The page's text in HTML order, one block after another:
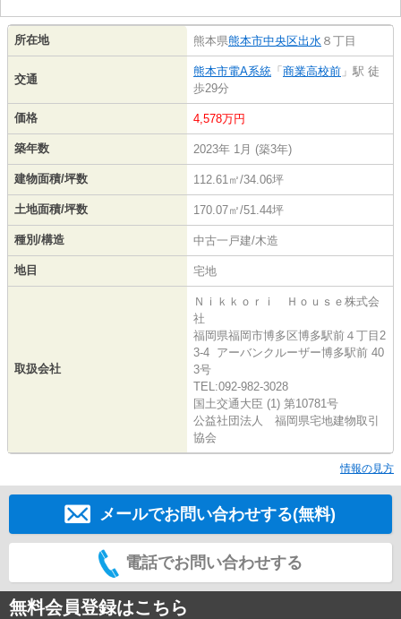
所在地 熊本県熊本市中央区出水 ８丁目
交通
熊本市電A系統 「 商業高校前 」駅 徒
歩29分
価格 4,578万円
築年数 2023年 1月 (築3年)
建物面積/坪数 112.61㎡/34.06坪
土地面積/坪数 170.07㎡/51.44坪
種別/構造 中古一戸建/木造
地目 宅地
取扱会社
Ｎｉｋｋｏｒｉ Ｈｏｕｓｅ株式会
社
福岡県福岡市博多区博多駅前４丁目2
3-4 アーバンクルーザー博多駅前 40
3号
TEL:092-982-3028
国土交通大臣 (1) 第10781号
公益社団法人 福岡県宅地建物取引
協会
情報の見方
メールでお問い合わせする(無料)
電話でお問い合わせする
無料会員登録はこちら